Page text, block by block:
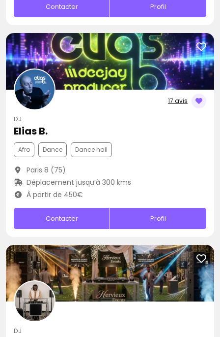
Contacter Profil
17 avis
DJ
Elias B.
Afro Dance Dance hall
Paris 8 (75)
Déplacement jusqu’à 300 kms
À partir de 450€
Contacter Profil
DJ